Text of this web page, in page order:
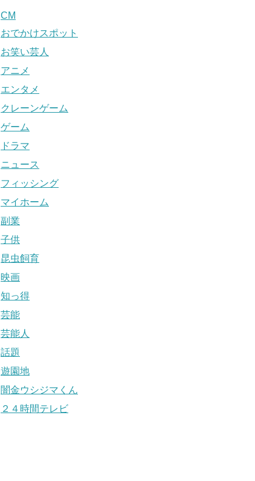
CM
おでかけスポット
お笑い芸人
アニメ
エンタメ
クレーンゲーム
ゲーム
ドラマ
ニュース
フィッシング
マイホーム
副業
子供
昆虫飼育
映画
知っ得
芸能
芸能人
話題
遊園地
闇金ウシジマくん
２４時間テレビ